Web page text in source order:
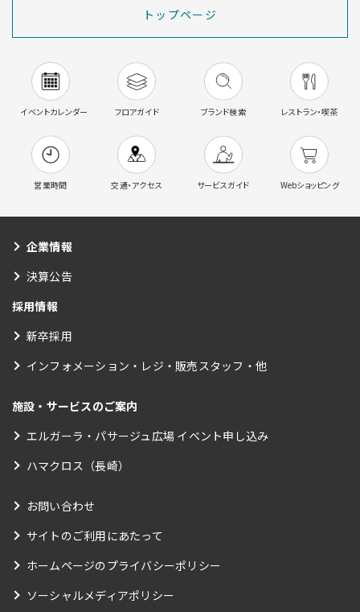
トップページ
イベントカレンダー フロアガイド ブランド検索 レストラン・喫茶
営業時間 交通・アクセス サービスガイド Webショッピング
企業情報
決算公告
採用情報
新卒採用
インフォメーション・レジ・販売スタッフ・他
施設・サービスのご案内
エルガーラ・パサージュ広場 イベント申し込み
ハマクロス（長崎）
お問い合わせ
サイトのご利用にあたって
ホームページのプライバシーポリシー
ソーシャルメディアポリシー